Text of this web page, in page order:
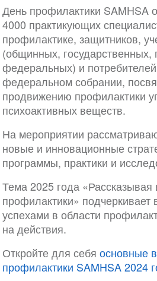
День профилактики SAMHSA
4000 практикующих
профилактике, защитников,
(общинных,
федеральных) и
федеральном собрании,
продвижению профилактики
психоактивных веществ.
На мероприятии
новые и инновационные
программы, практики и
Тема 2025 года «Рассказывая
профилактики» подчеркивает
успехами в области
на действия.
Откройте для себя основные
профилактики SAMHSA 2024